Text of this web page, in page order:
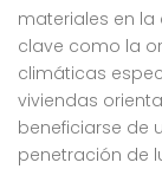
materiales en
clave como la
climáticas
viviendas
beneficiarse de
penetración de